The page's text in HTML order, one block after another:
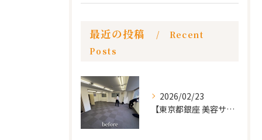
最近の投稿
Recent
Posts
2026/02/23
【東京都銀座 美容サロン店舗工事】